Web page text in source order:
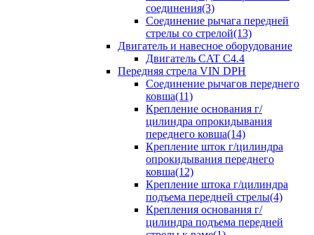
соединения(3)
Соединение рычага передней
стрелы со стрелой(13)
Двигатель и навесное оборудование
Двигатель CAT C4.4
Передняя стрела VIN DPH
Cоединение рычагов переднего
ковша(11)
Крепление основания г/
цилиндра опрокидывания
переднего ковша(14)
Крепление шток г/цилиндра
опрокидывания переднего
ковша(12)
Крепление штока г/цилиндра
подъема передней стрелы(4)
Крепления основания г/
цилиндра подъема передней